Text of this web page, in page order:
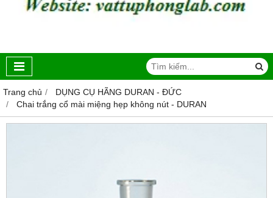
Trang chủ
DỤNG CỤ HÃNG DURAN - ĐỨC
Chai trắng cổ mài miệng hẹp không nút - DURAN